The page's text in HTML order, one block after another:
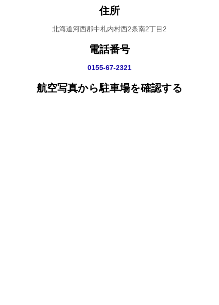
住所
北海道河西郡中札内村西2条南2丁目2
電話番号
0155-67-2321
航空写真から駐車場を確認する